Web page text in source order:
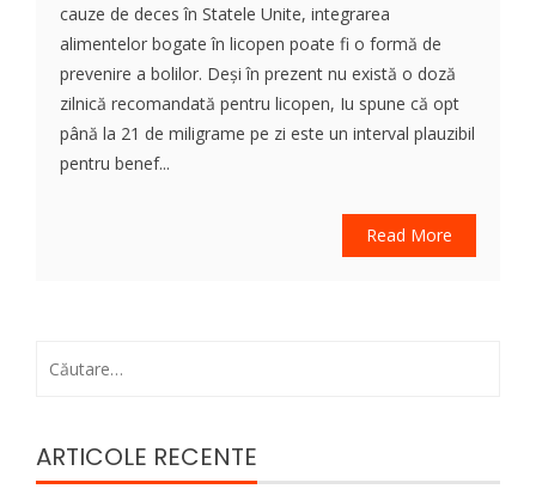
cauze de deces în Statele Unite, integrarea
alimentelor bogate în licopen poate fi o formă de
prevenire a bolilor. Deși în prezent nu există o doză
zilnică recomandată pentru licopen, Iu spune că opt
până la 21 de miligrame pe zi este un interval plauzibil
pentru benef...
Read More
ARTICOLE RECENTE